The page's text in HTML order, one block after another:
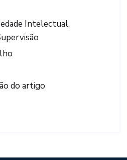
Intelectual,
do artigo